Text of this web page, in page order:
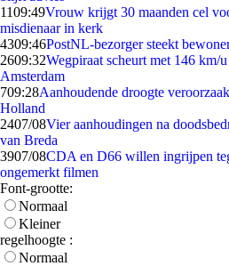
1109:49Vrouw krijgt 30 maanden cel
misdienaar in kerk
4309:46PostNL-bezorger steekt
2609:32Wegpiraat scheurt met 146 km/
Amsterdam
709:28Aanhoudende droogte
Holland
2407/08Vier aanhoudingen na
van Breda
3907/08CDA en D66 willen ingrijpen
ongemerkt filmen
Font-grootte:
Normaal
Kleiner
regelhoogte :
Normaal